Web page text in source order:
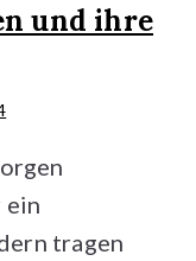
und ihre
ein
tragen